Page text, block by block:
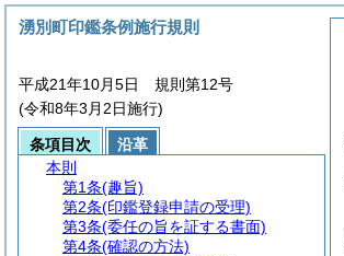
湧別町印鑑条例施行規則
平成21年10月5日 規則第12号
(令和8年3月2日施行)
条項目次
沿革
本則
第1条(趣旨)
第2条(印鑑登録申請の受理)
第3条(委任の旨を証する書面)
第4条(確認の方法)